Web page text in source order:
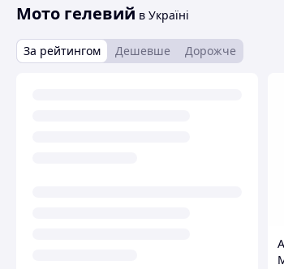
Мото гелевий в Україні
За рейтингом Дешевше Дорожче